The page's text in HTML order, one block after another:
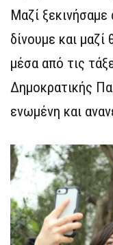
Μαζί
δίνουμε και
μέσα από τις
Δημοκρατικής
ενωμένη και